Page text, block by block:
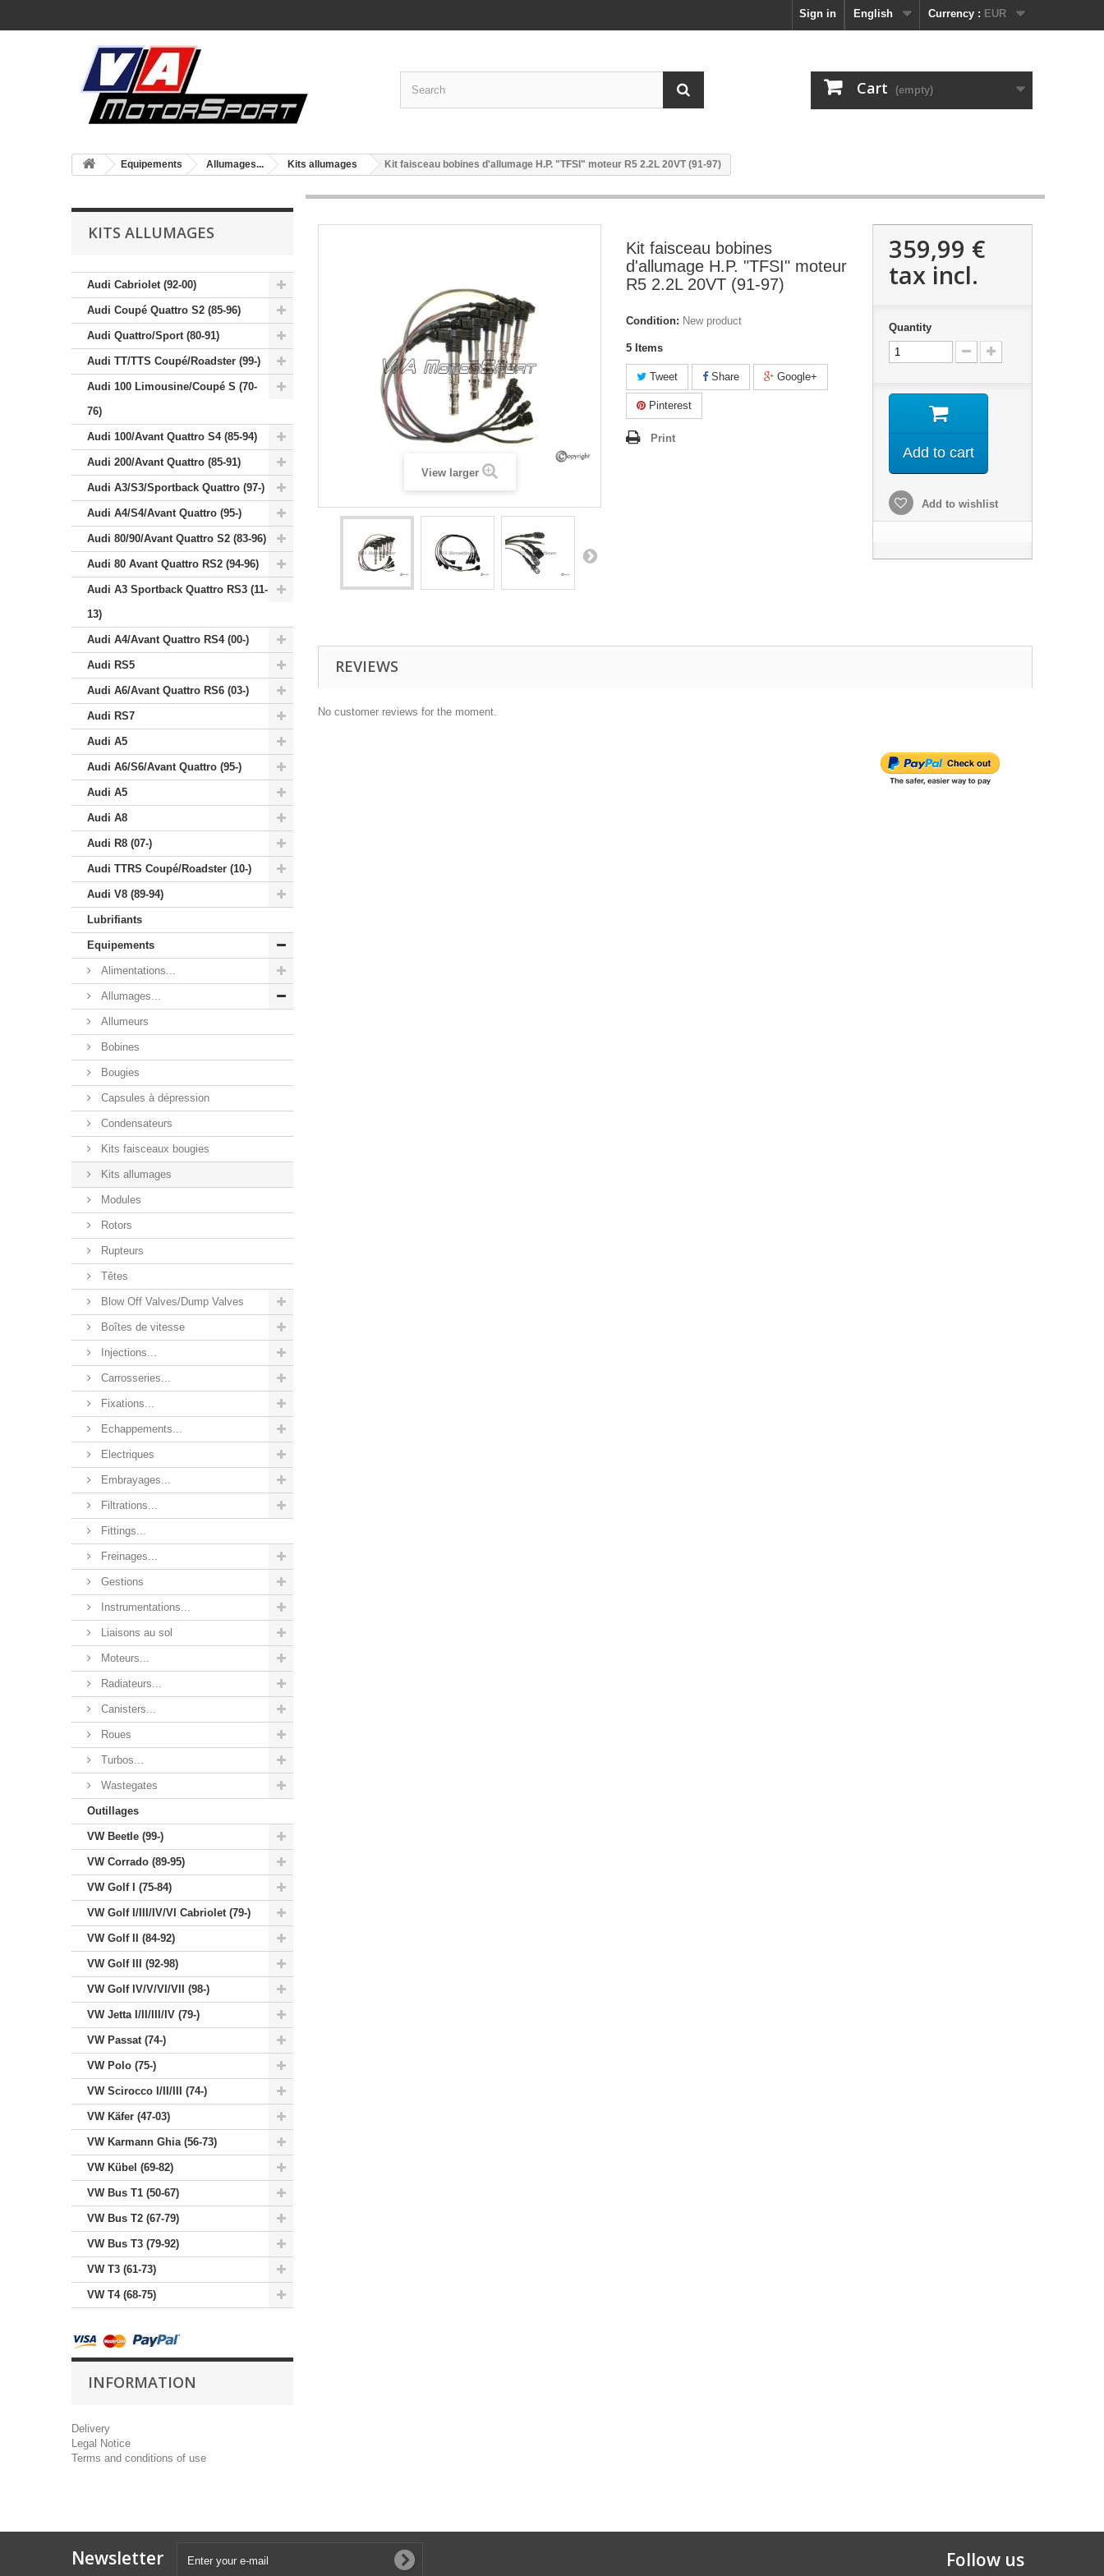
Currency : EUR
English
Sign in
Cart (empty)
Equipements Allumages... Kits allumages Kit faisceau bobines d'allumage H.P. "TFSI" moteur R5 2.2L 20VT (91-97)
KITS ALLUMAGES
Audi Cabriolet (92-00)
Audi Coupé Quattro S2 (85-96)
Audi Quattro/Sport (80-91)
Audi TT/TTS Coupé/Roadster (99-)
Audi 100 Limousine/Coupé S (70-
76)
Audi 100/Avant Quattro S4 (85-94)
Audi 200/Avant Quattro (85-91)
Audi A3/S3/Sportback Quattro (97-)
Audi A4/S4/Avant Quattro (95-)
Audi 80/90/Avant Quattro S2 (83-96)
Audi 80 Avant Quattro RS2 (94-96)
Audi A3 Sportback Quattro RS3 (11-
13)
Audi A4/Avant Quattro RS4 (00-)
Audi RS5
Audi A6/Avant Quattro RS6 (03-)
Audi RS7
Audi A5
Audi A6/S6/Avant Quattro (95-)
Audi A5
Audi A8
Audi R8 (07-)
Audi TTRS Coupé/Roadster (10-)
Audi V8 (89-94)
Lubrifiants
Equipements
Alimentations...
Allumages...
Allumeurs
Bobines
Bougies
Capsules à dépression
Condensateurs
Kits faisceaux bougies
Kits allumages
Modules
Rotors
Rupteurs
Têtes
Blow Off Valves/Dump Valves
Boîtes de vitesse
Injections...
Carrosseries...
Fixations...
Echappements...
Electriques
Embrayages...
Filtrations...
Fittings...
Freinages...
Gestions
Instrumentations...
Liaisons au sol
Moteurs...
Radiateurs...
Canisters...
Roues
Turbos...
Wastegates
Outillages
VW Beetle (99-)
VW Corrado (89-95)
VW Golf I (75-84)
VW Golf I/III/IV/VI Cabriolet (79-)
VW Golf II (84-92)
VW Golf III (92-98)
VW Golf IV/V/VI/VII (98-)
VW Jetta I/II/III/IV (79-)
VW Passat (74-)
VW Polo (75-)
VW Scirocco I/II/III (74-)
VW Käfer (47-03)
VW Karmann Ghia (56-73)
VW Kübel (69-82)
VW Bus T1 (50-67)
VW Bus T2 (67-79)
VW Bus T3 (79-92)
VW T3 (61-73)
VW T4 (68-75)
INFORMATION
Delivery
Legal Notice
Terms and conditions of use
View larger
Kit faisceau bobines
d'allumage H.P. "TFSI" moteur
R5 2.2L 20VT (91-97)
Condition: New product
5 Items
Tweet Share Google+
Pinterest
Print
359,99 €
tax incl.
Quantity
Add to cart
Add to wishlist
REVIEWS
No customer reviews for the moment.
Newsletter Follow us